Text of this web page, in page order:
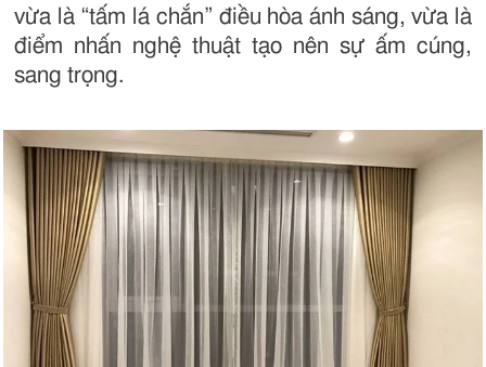
vừa là “tấm lá chắn” điều hòa ánh sáng, vừa là
điểm nhấn nghệ thuật tạo nên sự ấm cúng,
sang trọng.